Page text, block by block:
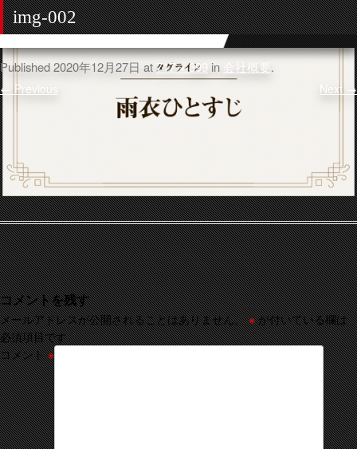
img-002
Published2020年12月27日 at717 × 399 in 会社概要.
← Previous Next →
コメントを残す
メールアドレスが公開されることはありません。 ※が付いている欄は
必須項目です
コメント※